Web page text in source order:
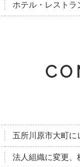
ホテル・レストラ
五所川原市大町に
法人組織に変更、